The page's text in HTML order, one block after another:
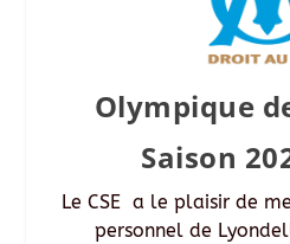
Olympique
Saison
Le CSE a le plaisir de
personnel de